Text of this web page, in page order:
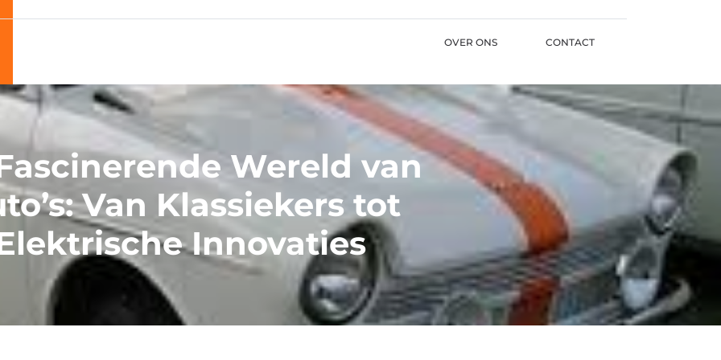
OVER ONS CONTACT
Wereld van
Van Klassiekers tot
Innovaties